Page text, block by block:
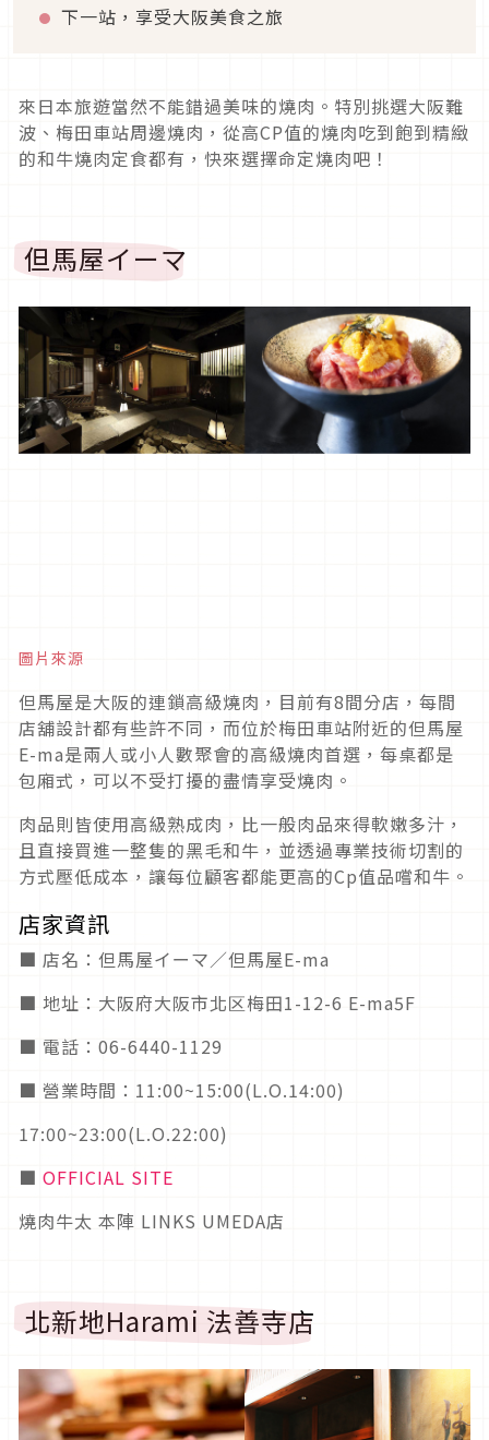
下一站，享受大阪美食之旅
來日本旅遊當然不能錯過美味的燒肉。特別挑選大阪難
波、梅田車站周邊燒肉，從高CP值的燒肉吃到飽到精緻
的和牛燒肉定食都有，快來選擇命定燒肉吧！
但馬屋イーマ
圖片來源
但馬屋是大阪的連鎖高級燒肉，目前有8間分店，每間
店舖設計都有些許不同，而位於梅田車站附近的但馬屋
E-ma是兩人或小人數聚會的高級燒肉首選，每桌都是
包廂式，可以不受打擾的盡情享受燒肉。
肉品則皆使用高級熟成肉，比一般肉品來得軟嫩多汁，
且直接買進一整隻的黑毛和牛，並透過專業技術切割的
方式壓低成本，讓每位顧客都能更高的Cp值品嚐和牛。
店家資訊
■ 店名：但馬屋イーマ／但馬屋E-ma
■ 地址：大阪府大阪市北区梅田1-12-6 E-ma5F
■ 電話：06-6440-1129
■ 營業時間：11:00~15:00(L.O.14:00)
17:00~23:00(L.O.22:00)
■ OFFICIAL SITE
燒肉牛太 本陣 LINKS UMEDA店
北新地Harami 法善寺店